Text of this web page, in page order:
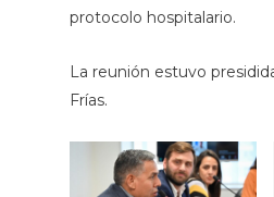
protocolo hospitalario.
La reunión estuvo
Frías.